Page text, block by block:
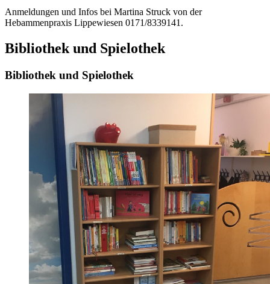
Anmeldungen und Infos bei Martina Struck von der
Hebammenpraxis Lippewiesen 0171/8339141.
Bibliothek und Spielothek
Bibliothek und Spielothek